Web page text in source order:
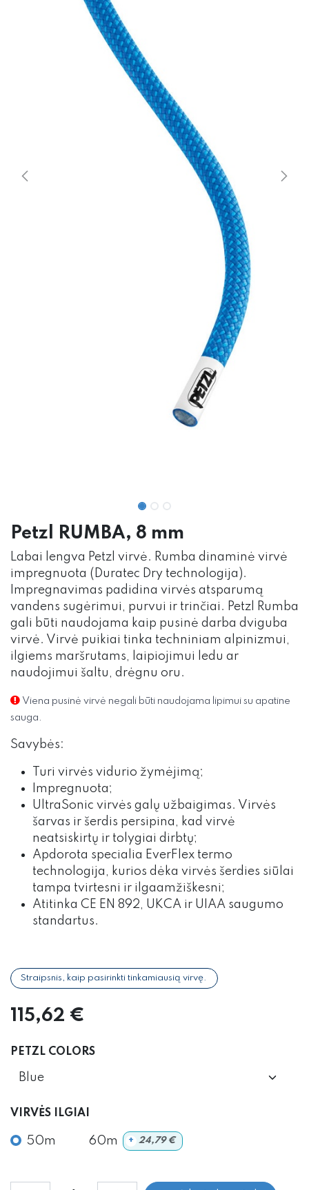
Petzl RUMBA, 8 mm
Labai lengva Petzl virvė. Rumba dinaminė virvė
impregnuota (Duratec Dry technologija).
Impregnavimas padidina virvės atsparumą
vandens sugėrimui, purvui ir trinčiai. Petzl Rumba
gali būti naudojama kaip pusinė darba dviguba
virvė. Virvė puikiai tinka techniniam alpinizmui,
ilgiems maršrutams, laipiojimui ledu ar
naudojimui šaltu, drėgnu oru.
Viena pusinė virvė negali būti naudojama lipimui su apatine
sauga.
Savybės:
Turi virvės vidurio žymėjimą;
Impregnuota;
UltraSonic virvės galų užbaigimas. Virvės
šarvas ir šerdis persipina, kad virvė
neatsiskirtų ir tolygiai dirbtų;
Apdorota specialia EverFlex termo
technologija, kurios dėka virvės šerdies siūlai
tampa tvirtesni ir ilgaamžiškesni;
Atitinka CE EN 892, UKCA ir UIAA saugumo
standartus.
Straipsnis, kaip pasirinkti tinkamiausią virvę.
115,62 €
PETZL COLORS
VIRVĖS ILGIAI
50m 60m + 24,79€